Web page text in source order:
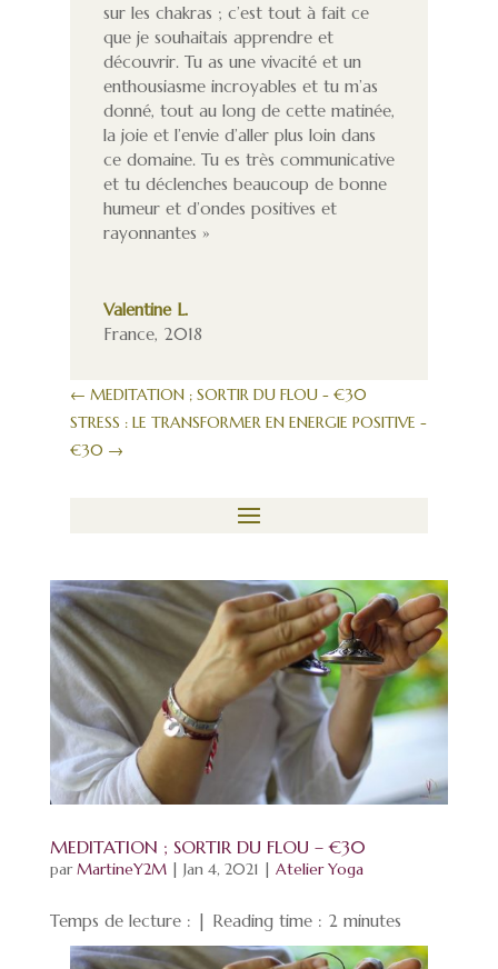
sur les chakras ; c’est tout à fait ce
que je souhaitais apprendre et
découvrir. Tu as une vivacité et un
enthousiasme incroyables et tu m’as
donné, tout au long de cette matinée,
la joie et l’envie d’aller plus loin dans
ce domaine. Tu es très communicative
et tu déclenches beaucoup de bonne
humeur et d’ondes positives et
rayonnantes »
Valentine L.
France, 2018
← MEDITATION ; SORTIR DU FLOU - €30
STRESS : LE TRANSFORMER EN ENERGIE POSITIVE -
€30 →
MEDITATION ; SORTIR DU FLOU – €30
parMartineY2M| Jan 4, 2021 | Atelier Yoga
Temps de lecture : | Reading time : 2 minutes